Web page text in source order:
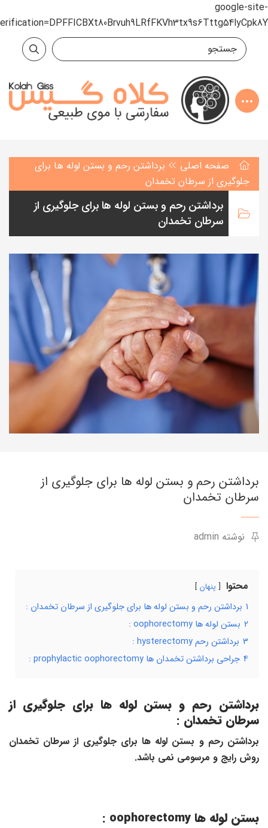
google-site-
صفحه اصلی
برداشتن رحم و بستن لوله ها برای
جلوگیری از سرطان تخمدان
برداشتن رحم و بستن لوله ها برای جلوگیری از
سرطان تخمدان
برداشتن رحم و بستن لوله ها برای جلوگیری از
سرطان تخمدان
نوشته admin
محتوا پنهان
1 برداشتن رحم و بستن لوله ها برای جلوگیری از سرطان تخمدان :
2 بستن لوله ها oophorectomy :
3 برداشتن رحم hysterectomy :
4 جراحی برداشتن تخمدان ها prophylactic oophorectomy :
برداشتن رحم و بستن لوله ها برای جلوگیری از
سرطان تخمدان :
برداشتن رحم و بستن لوله ها برای جلوگیری از سرطان تخمدان
روش رایج و مرسومی نمی باشد.
بستن لوله هاoophorectomy
: